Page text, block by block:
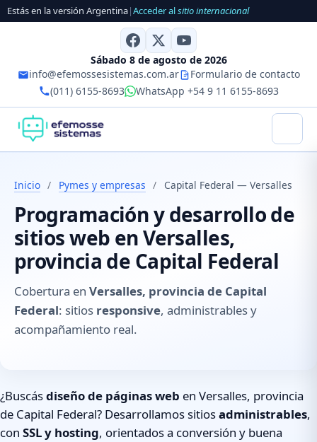
Estás en la versión Argentina|Acceder alsitio internacional
Sábado 8 de agosto de 2026
info@efemossesistemas.com.ar
Formulario de contacto
(011) 6155-8693
WhatsApp +54 9 11 6155-8693
Inicio / Pymes y empresas / Capital Federal — Versalles
Programación y desarrollo de
sitios web en Versalles,
provincia de Capital Federal
Cobertura en Versalles, provincia de Capital
Federal: sitios responsive, administrables y
acompañamiento real.
¿Buscásdiseño de páginas web en Versalles, provincia
de Capital Federal? Desarrollamos sitiosadministrables,
con SSL y hosting, orientados a conversión y buena